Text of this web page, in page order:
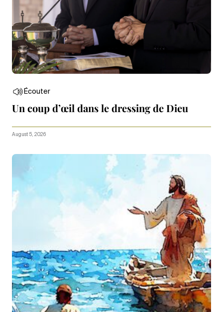
Écouter
Un coup d’œil dans le dressing de Dieu
August 5, 2026